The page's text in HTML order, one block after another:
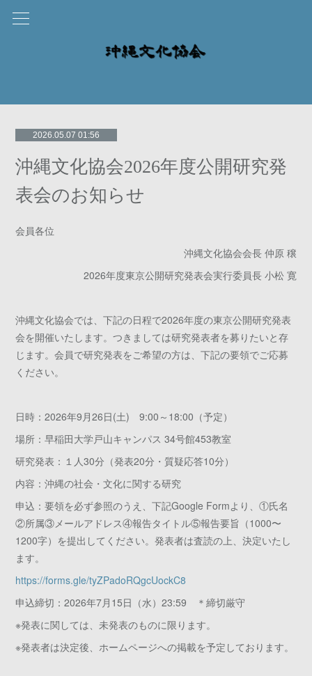
2026.05.07 01:56
沖縄文化協会2026年度公開研究発
表会のお知らせ
会員各位
沖縄文化協会会長 仲原 穣
2026年度東京公開研究発表会実行委員長 小松 寛
沖縄文化協会では、下記の日程で2026年度の東京公開研究発表
会を開催いたします。つきましては研究発表者を募りたいと存
じます。会員で研究発表をご希望の方は、下記の要領でご応募
ください。
日時：2026年9月26日(土) 9:00～18:00（予定）
場所：早稲田大学戸山キャンパス 34号館453教室
研究発表：１人30分（発表20分・質疑応答10分）
内容：沖縄の社会・文化に関する研究
申込：要領を必ず参照のうえ、下記Google Formより、①氏名
②所属③メールアドレス④報告タイトル⑤報告要旨（1000〜
1200字）を提出してください。発表者は査読の上、決定いたし
ます。
https://forms.gle/tyZPadoRQgcUockC8
申込締切：2026年7月15日（水）23:59 ＊締切厳守
※発表に関しては、未発表のものに限ります。
※発表者は決定後、ホームページへの掲載を予定しております。